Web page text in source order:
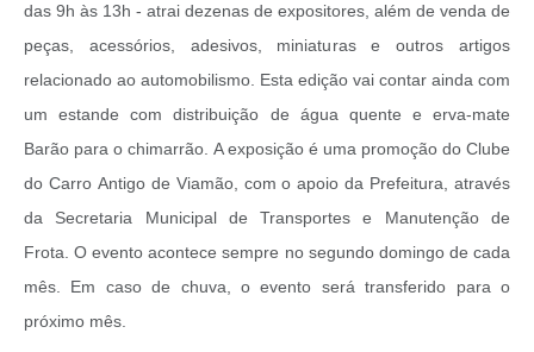
das 9h às 13h - atrai dezenas de expositores, além de venda de
peças, acessórios, adesivos, miniaturas e outros artigos
relacionado ao automobilismo. Esta edição vai contar ainda com
um estande com distribuição de água quente e erva-mate
Barão para o chimarrão. A exposição é uma promoção do Clube
do Carro Antigo de Viamão, com o apoio da Prefeitura, através
da Secretaria Municipal de Transportes e Manutenção de
Frota. O evento acontece sempre no segundo domingo de cada
mês. Em caso de chuva, o evento será transferido para o
próximo mês.